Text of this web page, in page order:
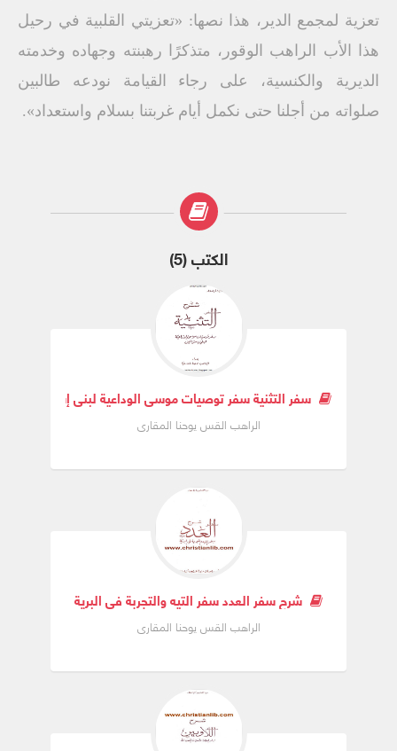
تعزية لمجمع الدير، هذا نصها: «تعزيتي القلبية في رحيل
هذا الأب الراهب الوقور، متذكرًا رهبنته وجهاده وخدمته
الديرية والكنسية، على رجاء القيامة نودعه طالبين
صلواته من أجلنا حتى نكمل أيام غربتنا بسلام واستعداد».
الكتب (5)
سفر التثنية سفر توصيات موسى الوداعية لبنى إسرائيل
الراهب القس يوحنا المقارى
شرح سفر العدد سفر التيه والتجربة فى البرية
الراهب القس يوحنا المقارى